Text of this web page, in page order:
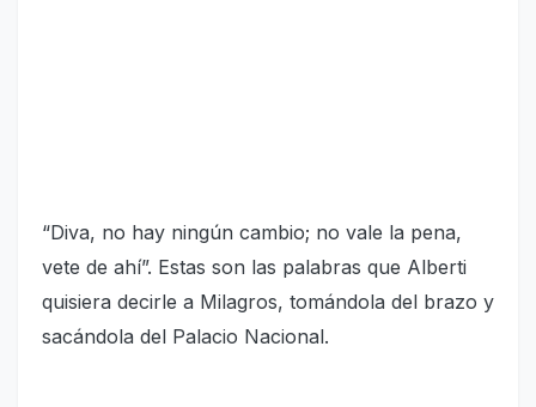
“Diva, no hay ningún cambio; no vale la pena,
vete de ahí”. Estas son las palabras que Alberti
quisiera decirle a Milagros, tomándola del brazo y
sacándola del Palacio Nacional.